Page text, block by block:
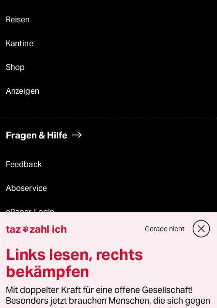
Reisen
Kantine
Shop
Anzeigen
Fragen & Hilfe
Feedback
Aboservice
ePaper Login
Downloads für Abonnierende
© 2026 taz Verlags und Vertriebs GmbH
Alle Rechte vorbehalten. Bei rechtlichen Fragen oder für Genehmigungen
wenden Sie sich bitte an
lizenzen@taz.de
taz zahl ich Gerade nicht
Links lesen, rechts
bekämpfen
Mit doppelter Kraft für eine offene Gesellschaft!
Besonders jetzt brauchen Menschen, die sich gegen